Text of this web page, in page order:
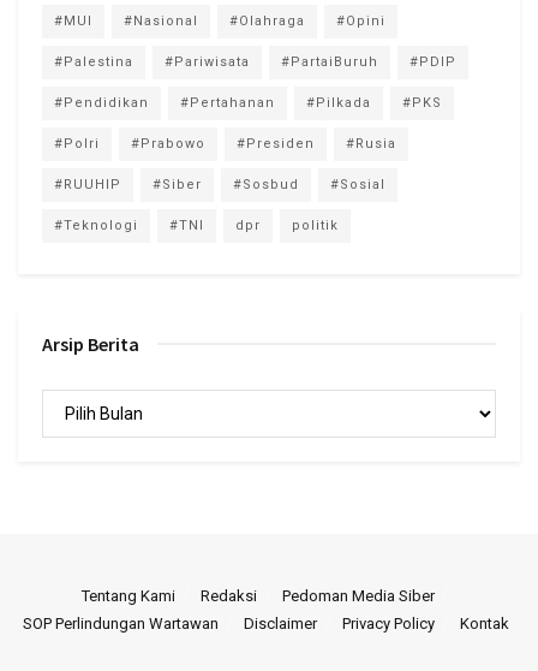
#MUI #Nasional #Olahraga #Opini
#Palestina #Pariwisata #PartaiBuruh #PDIP
#Pendidikan #Pertahanan #Pilkada #PKS
#Polri #Prabowo #Presiden #Rusia
#RUUHIP #Siber #Sosbud #Sosial
#Teknologi #TNI dpr politik
Arsip Berita
Tentang Kami Redaksi
Pedoman Media Siber
SOP Perlindungan Wartawan
Disclaimer Privacy Policy Kontak